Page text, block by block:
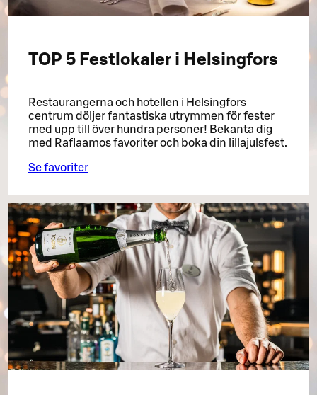
TOP 5 Festlokaler i Helsingfors
Restaurangerna och hotellen i Helsingfors
centrum döljer fantastiska utrymmen för fester
med upp till över hundra personer! Bekanta dig
med Raflaamos favoriter och boka din lillajulsfest.
Se favoriter